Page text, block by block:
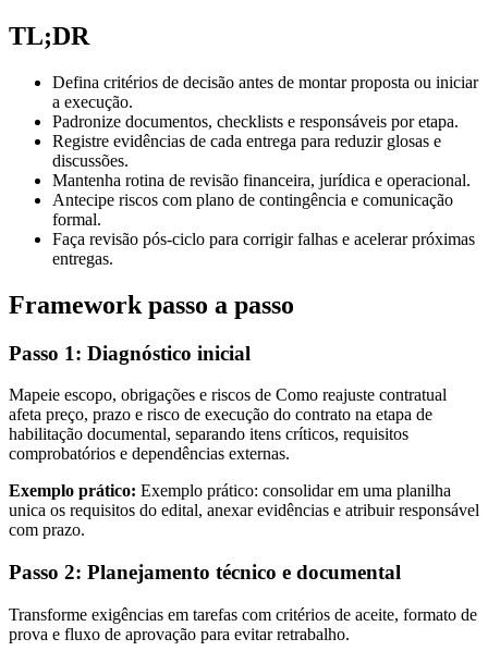
TL;DR
Defina critérios de decisão antes de montar proposta ou iniciar
a execução.
Padronize documentos, checklists e responsáveis por etapa.
Registre evidências de cada entrega para reduzir glosas e
discussões.
Mantenha rotina de revisão financeira, jurídica e operacional.
Antecipe riscos com plano de contingência e comunicação
formal.
Faça revisão pós-ciclo para corrigir falhas e acelerar próximas
entregas.
Framework passo a passo
Passo 1: Diagnóstico inicial
Mapeie escopo, obrigações e riscos de Como reajuste contratual
afeta preço, prazo e risco de execução do contrato na etapa de
habilitação documental, separando itens críticos, requisitos
comprobatórios e dependências externas.
Exemplo prático: Exemplo prático: consolidar em uma planilha
unica os requisitos do edital, anexar evidências e atribuir responsável
com prazo.
Passo 2: Planejamento técnico e documental
Transforme exigências em tarefas com critérios de aceite, formato de
prova e fluxo de aprovação para evitar retrabalho.